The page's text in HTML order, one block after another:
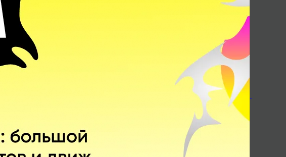
С диалогами